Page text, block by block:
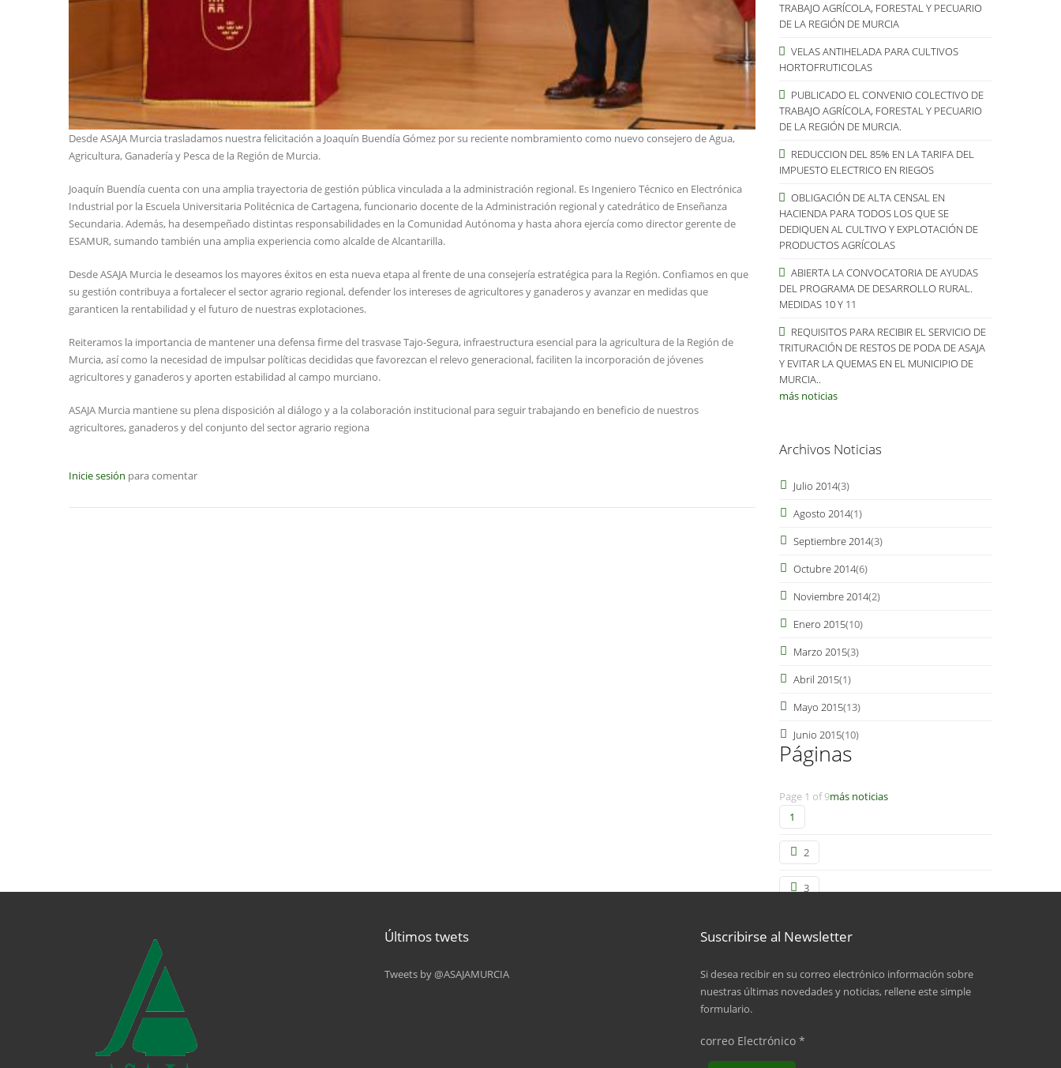
Desde ASAJA Murcia trasladamos nuestra felicitación a Joaquín Buendía Gómez por su reciente nombramiento como nuevo consejero de Agua,
Agricultura, Ganadería y Pesca de la Región de Murcia.
Joaquín Buendía cuenta con una amplia trayectoria de gestión pública vinculada a la administración regional. Es Ingeniero Técnico en Electrónica
Industrial por la Escuela Universitaria Politécnica de Cartagena, funcionario docente de la Administración regional y catedrático de Enseñanza
Secundaria. Además, ha desempeñado distintas responsabilidades en la Comunidad Autónoma y hasta ahora ejercía como director gerente de
ESAMUR, sumando también una amplia experiencia como alcalde de Alcantarilla.
Desde ASAJA Murcia le deseamos los mayores éxitos en esta nueva etapa al frente de una consejería estratégica para la Región. Confiamos en que
su gestión contribuya a fortalecer el sector agrario regional, defender los intereses de agricultores y ganaderos y avanzar en medidas que
garanticen la rentabilidad y el futuro de nuestras explotaciones.
Reiteramos la importancia de mantener una defensa firme del trasvase Tajo-Segura, infraestructura esencial para la agricultura de la Región de
Murcia, así como la necesidad de impulsar políticas decididas que favorezcan el relevo generacional, faciliten la incorporación de jóvenes
agricultores y ganaderos y aporten estabilidad al campo murciano.
ASAJA Murcia mantiene su plena disposición al diálogo y a la colaboración institucional para seguir trabajando en beneficio de nuestros
agricultores, ganaderos y del conjunto del sector agrario regiona
Inicie sesión para comentar
TRABAJO AGRÍCOLA, FORESTAL Y PECUARIO
DE LA REGIÓN DE MURCIA
VELAS ANTIHELADA PARA CULTIVOS
HORTOFRUTICOLAS
PUBLICADO EL CONVENIO COLECTIVO DE
TRABAJO AGRÍCOLA, FORESTAL Y PECUARIO
DE LA REGIÓN DE MURCIA.
REDUCCION DEL 85% EN LA TARIFA DEL
IMPUESTO ELECTRICO EN RIEGOS
OBLIGACIÓN DE ALTA CENSAL EN
HACIENDA PARA TODOS LOS QUE SE
DEDIQUEN AL CULTIVO Y EXPLOTACIÓN DE
PRODUCTOS AGRÍCOLAS
ABIERTA LA CONVOCATORIA DE AYUDAS
DEL PROGRAMA DE DESARROLLO RURAL.
MEDIDAS 10 Y 11
REQUISITOS PARA RECIBIR EL SERVICIO DE
TRITURACIÓN DE RESTOS DE PODA DE ASAJA
Y EVITAR LA QUEMAS EN EL MUNICIPIO DE
MURCIA..
más noticias
Archivos Noticias
Julio 2014(3)
Agosto 2014(1)
Septiembre 2014(3)
Octubre 2014(6)
Noviembre 2014(2)
Enero 2015(10)
Marzo 2015(3)
Abril 2015(1)
Mayo 2015(13)
Junio 2015(10)
Páginas
Page 1 of 9
1
2
3
6
más noticias
Últimos twets
Tweets by @ASAJAMURCIA
Suscribirse al Newsletter
Si desea recibir en su correo electrónico información sobre
nuestras últimas novedades y noticias, rellene este simple
formulario.
correo Electrónico *